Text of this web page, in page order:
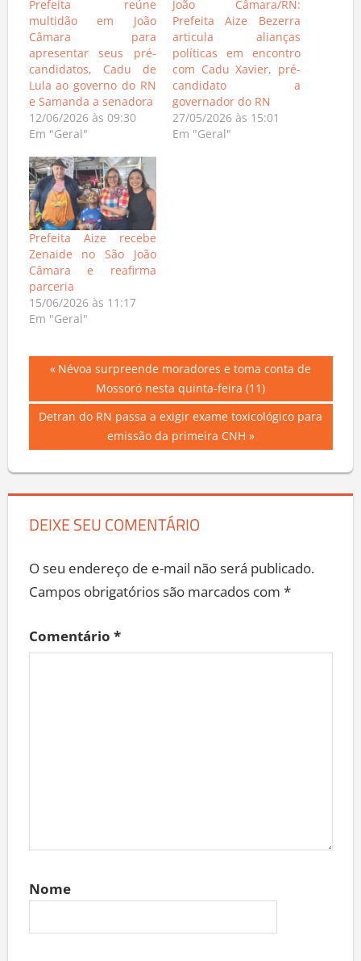
Prefeita reúne
multidão em João
Câmara para
apresentar seus pré-
candidatos, Cadu de
Lula ao governo do RN
e Samanda a senadora
12/06/2026 às 09:30
Em "Geral"
João Câmara/RN:
Prefeita Aize Bezerra
articula alianças
políticas em encontro
com Cadu Xavier, pré-
candidato a
governador do RN
27/05/2026 às 15:01
Em "Geral"
Prefeita Aize recebe
Zenaide no São João
Câmara e reafirma
parceria
15/06/2026 às 11:17
Em "Geral"
Navegação
de
Previous
Névoa surpreende moradores e toma conta de
Mossoró nesta quinta-feira (11)
Next
Detran do RN passa a exigir exame toxicológico para
emissão da primeira CNH
DEIXE SEU COMENTÁRIO
O seu endereço de e-mail não será publicado.
Campos obrigatórios são marcados com *
Comentário *
Nome